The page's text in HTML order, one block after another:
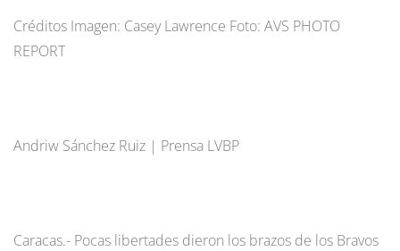
Créditos Imagen: Casey Lawrence Foto: AVS PHOTO
REPORT
Andriw Sánchez Ruiz | Prensa LVBP
Caracas.- Pocas libertades dieron los brazos de los Bravos